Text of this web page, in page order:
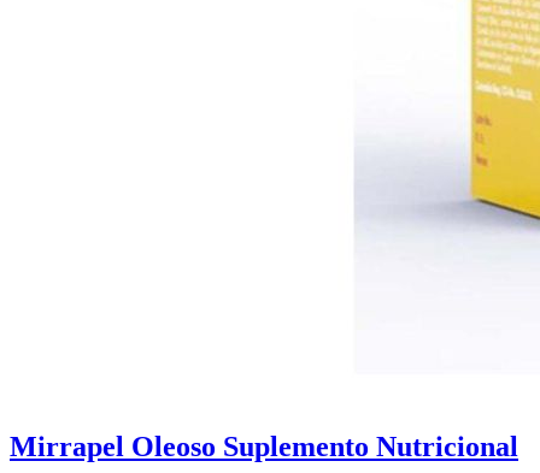
Mirrapel Oleoso Suplemento Nutricional